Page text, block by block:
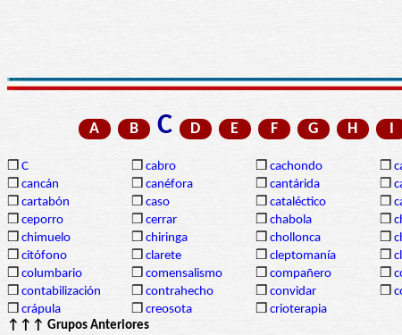
A B C D E F G H I
❒ C ❒ cabro ❒ cachondo ❒
❒ cancán ❒ canéfora ❒ cantárida ❒
❒ cartabón ❒ caso ❒ cataléctico ❒
❒ ceporro ❒ cerrar ❒ chabola ❒
❒ chimuelo ❒ chiringa ❒ chollonca ❒
❒ citófono ❒ clarete ❒ cleptomanía ❒
❒ columbario ❒ comensalismo ❒ compañero ❒
❒ contabilización ❒ contrahecho ❒ convidar ❒
❒ crápula ❒ creosota ❒ crioterapia
↑↑↑ Grupos Anteriores